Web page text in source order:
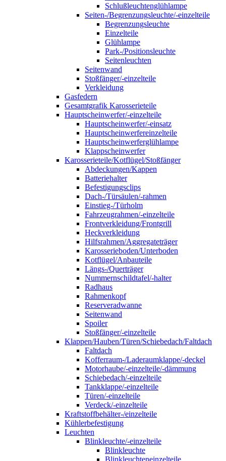
Schlußleuchtenglühlampe
Seiten-/Begrenzungsleuchte/-einzelteile
Begrenzungsleuchte
Einzelteile
Glühlampe
Park-/Positionsleuchte
Seitenleuchten
Seitenwand
Stoßfänger/-einzelteile
Verkleidung
Gasfedern
Gesamtgrafik Karosserieteile
Hauptscheinwerfer/-einzelteile
Hauptscheinwerfer/-einsatz
Hauptscheinwerfereinzelteile
Hauptscheinwerferglühlampe
Klappscheinwerfer
Karosserieteile/Kotflügel/Stoßfänger
Abdeckungen/Kappen
Batteriehalter
Befestigungsclips
Dach-/Türsäulen/-rahmen
Einstieg-/Türholm
Fahrzeugrahmen/-einzelteile
Frontverkleidung/Frontgrill
Heckverkleidung
Hilfsrahmen/Aggregateträger
Karosserieboden/Unterboden
Kotflügel/Anbauteile
Längs-/Querträger
Nummernschildtafel/-halter
Radhaus
Rahmenkopf
Reserveradwanne
Seitenwand
Spoiler
Stoßfänger/-einzelteile
Klappen/Hauben/Türen/Schiebedach/Faltdach
Faltdach
Kofferraum-/Laderaumklappe/-deckel
Motorhaube/-einzelteile/-dämmung
Schiebedach/-einzelteile
Tankklappe/-einzelteile
Türen/-einzelteile
Verdeck/-einzelteile
Kraftstoffbehälter-/einzelteile
Kühlerbefestigung
Leuchten
Blinkleuchte/-einzelteile
Blinkleuchte
Blinkleuchteneinzelteile